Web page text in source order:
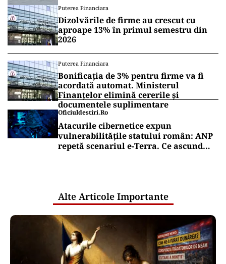
Puterea Financiara
Dizolvările de firme au crescut cu
aproape 13% în primul semestru din
2026
Puterea Financiara
Bonificația de 3% pentru firme va fi
acordată automat. Ministerul
Finanțelor elimină cererile și
documentele suplimentare
Oficiuldestiri.ro
Atacurile cibernetice expun
vulnerabilitățile statului român: ANP
repetă scenariul e‑Terra. Ce ascund
Alte Articole Importante